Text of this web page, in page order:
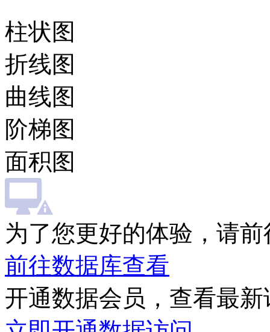
柱状图
折线图
曲线图
阶梯图
面积图
为了您更好的体验，请
前往数据库查看
开通数据会员，查看最